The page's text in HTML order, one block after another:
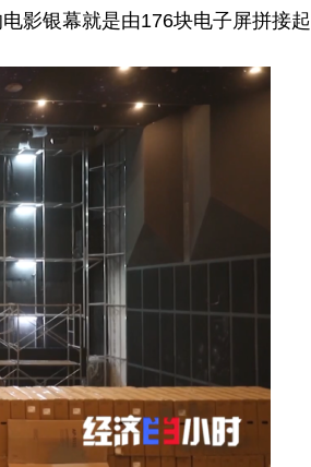
影银幕就是由176块电子屏拼接